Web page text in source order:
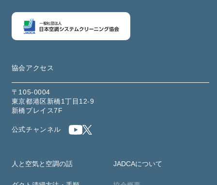
協会アクセス
〒105-0004
東京都港区新橋1丁目12-9
新橋プレイス7F
公式チャンネル
人と空気と空調の話 JADCAについて